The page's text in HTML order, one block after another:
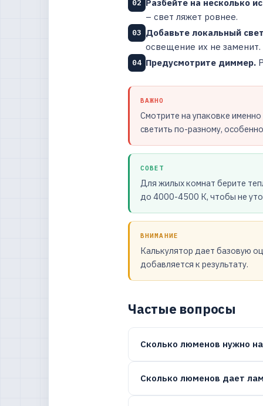
02 Разбейте на несколько
– свет ляжет ровнее.
03 Добавьте локальный
освещение их не заменит.
04 Предусмотрите диммер.
ВАЖНО
Смотрите на упаковке
светить по-разному,
СОВЕТ
Для жилых комнат берите
до 4000-4500 К, чтобы не
ВНИМАНИЕ
Калькулятор дает базовую
добавляется к результату.
Частые вопросы
Сколько люменов нужно
Сколько люменов дает